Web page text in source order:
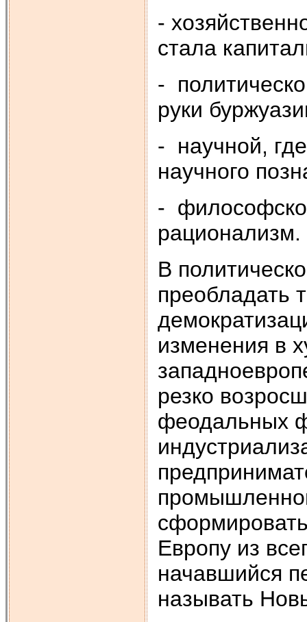
-
стала
-
руки
- научной,
научного
-
рационализм.
В
преобладать
изменения в
резко
феодальных
Европу из
начавшийся
называть